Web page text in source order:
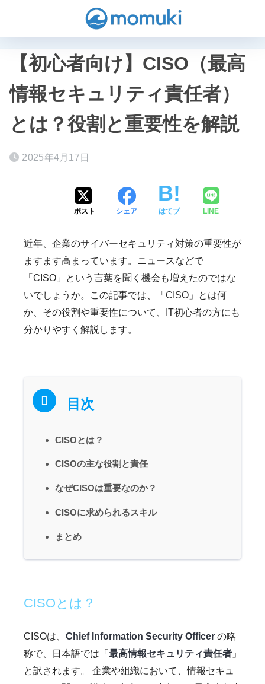
【初心者向け】CISO（最高
情報セキュリティ責任者）
とは？役割と重要性を解説
2025年4月17日
ポスト シェア はてブ LINE
近年、企業のサイバーセキュリティ対策の重要性が
ますます高まっています。ニュースなどで
「CISO」という言葉を聞く機会も増えたのではな
いでしょうか。この記事では、「CISO」とは何
か、その役割や重要性について、IT初心者の方にも
分かりやすく解説します。
目次
CISOとは？
CISOの主な役割と責任
なぜCISOは重要なのか？
CISOに求められるスキル
まとめ
CISOとは？
CISOは、 Chief Information Security Officer の略
称で、日本語では「 最高情報セキュリティ責任者 」
と訳されます。 企業や組織において、情報セキュ